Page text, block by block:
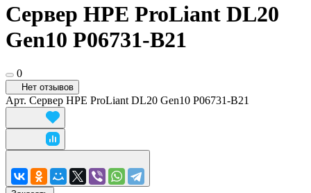
Сервер HPE ProLiant DL20
Gen10 P06731-B21
0
Нет отзывов
Арт. Сервер HPE ProLiant DL20 Gen10 P06731-B21